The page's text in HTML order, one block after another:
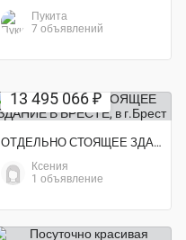
Пукита
7 объявлений
13 495 066 ₽
ОТДЕЛЬНО СТОЯЩЕЕ ЗДАНИЕ В БРЕСТЕ
Ксения
1 объявление